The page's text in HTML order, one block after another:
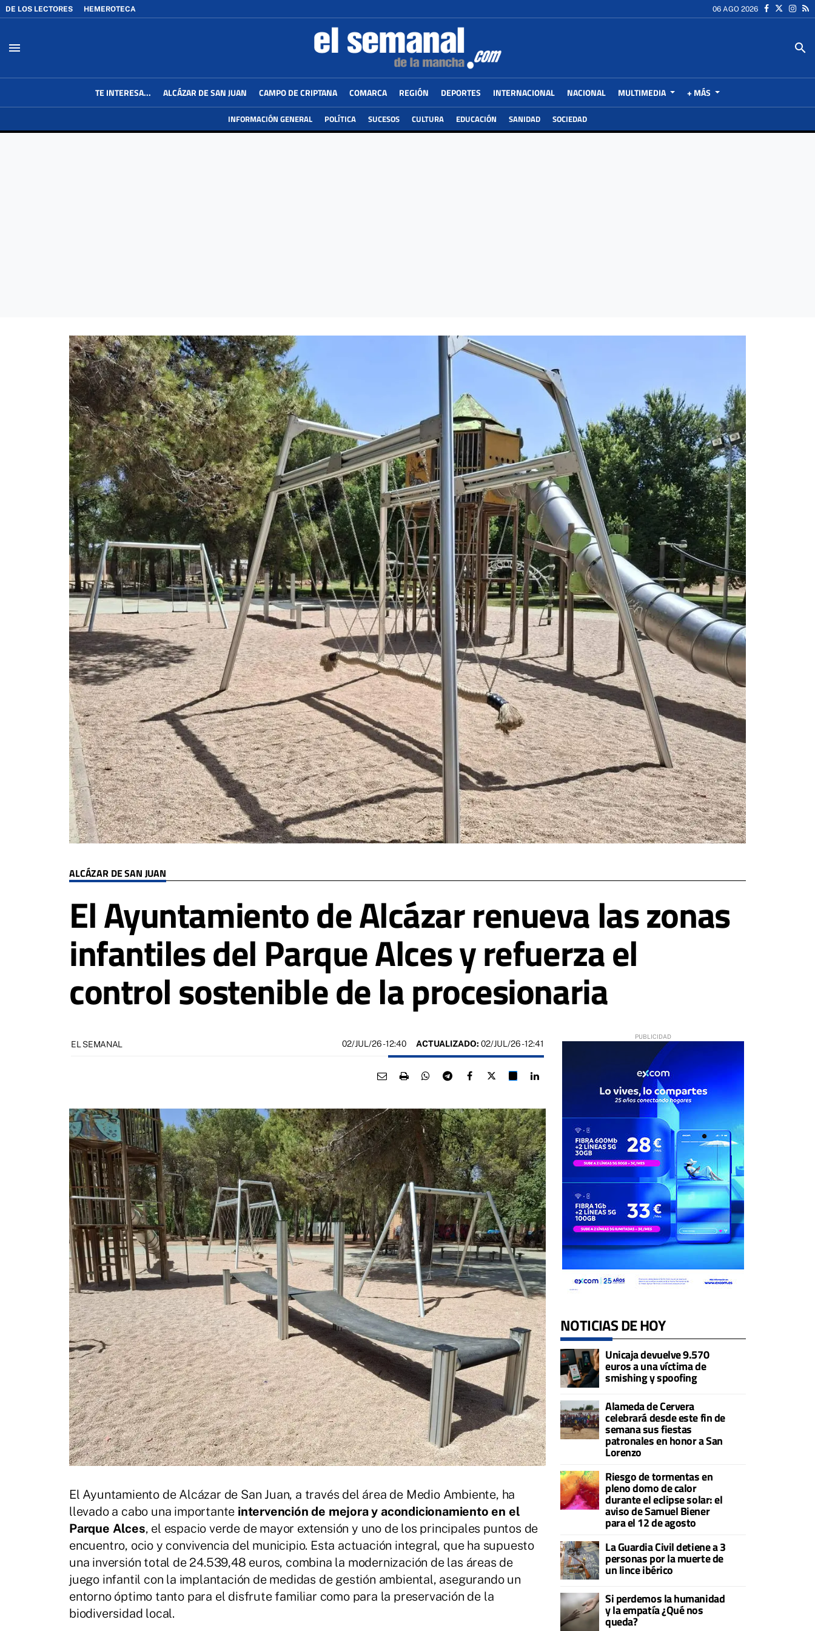
DE LOS LECTORES HEMEROTECA 06 AGO 2026
menu search
TE INTERESA... ALCÁZAR DE SAN JUAN CAMPO DE CRIPTANA COMARCA REGIÓN DEPORTES INTERNACIONAL NACIONAL MULTIMEDIA + MÁS
INFORMACIÓN GENERAL POLÍTICA SUCESOS CULTURA EDUCACIÓN SANIDAD SOCIEDAD
ALCÁZAR DE SAN JUAN
El Ayuntamiento de Alcázar renueva las zonas
infantiles del Parque Alces y refuerza el
control sostenible de la procesionaria
EL SEMANAL 02/JUL/26- 12:40 ACTUALIZADO: 02/JUL/26 - 12:41
El Ayuntamiento de Alcázar de San Juan, a través del área de Medio Ambiente, ha
llevado a cabo una importante intervención de mejora y acondicionamiento en el
Parque Alces, el espacio verde de mayor extensión y uno de los principales puntos de
encuentro, ocio y convivencia del municipio. Esta actuación integral, que ha supuesto
una inversión total de 24.539,48 euros, combina la modernización de las áreas de
juego infantil con la implantación de medidas de gestión ambiental, asegurando un
entorno óptimo tanto para el disfrute familiar como para la preservación de la
biodiversidad local.
NOTICIAS DE HOY
Unicaja devuelve 9.570
euros a una víctima de
smishing y spoofing
Alameda de Cervera
celebrará desde este fin de
semana sus fiestas
patronales en honor a San
Lorenzo
Riesgo de tormentas en
pleno domo de calor
durante el eclipse solar: el
aviso de Samuel Biener
para el 12 de agosto
La Guardia Civil detiene a 3
personas por la muerte de
un lince ibérico
Si perdemos la humanidad
y la empatía ¿Qué nos
queda?